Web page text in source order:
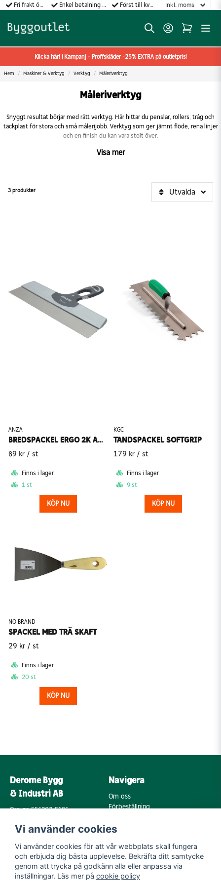
Fri frakt över 499:- Enkel betalning med Klarna Först till kvarn gäller!
Klicka här! | Kampanj - Proffskläder -25% EXTRA på outletpris!
Hem Maskiner & Verktyg Verktyg Måleriverktyg
Måleriverktyg
Snyggt resultat börjar med rätt verktyg. Här hittar du penslar, rollers, tråg och
täckplast för stora och små målerijobb. Verktyg som ger jämnt flöde, rena linjer
och en finish du kan vara stolt över.
Visa mer
3 produkter Utvalda
ANZA
BREDSPACKEL ERGO 2K ANZA
89 kr / st
Finns i lager
1 st
KÖP NU
KGC
TANDSPACKEL SOFTGRIP
179 kr / st
Finns i lager
9 st
KÖP NU
NO BRAND
SPACKEL MED TRÄ SKAFT
29 kr / st
Finns i lager
20 st
KÖP NU
Derome Bygg
& Industri AB
Org. nr: 556202-5196
43248 Varberg
Kontakta oss
Mail:
byggoutlet@support.derome.se
Navigera
Om oss
Förbeställning
Köpvillkor
Integritetspolicy
Cookies
Vi använder cookies
Vi använder cookies för att vår webbplats skall fungera
och erbjuda dig bästa upplevelse. Bekräfta ditt samtycke
genom att trycka på godkänn alla eller anpassa via
inställningar. Läs mer på cookie policy